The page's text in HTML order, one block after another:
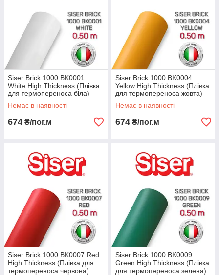
Siser Brick 1000 BK0001
White High Thickness (Плівка
для термопереноса біла)
Немає в наявності
674 ₴/пог.м
Siser Brick 1000 BK0004
Yellow High Thickness (Плівка
для термопереноса жовта)
Немає в наявності
674 ₴/пог.м
Siser Brick 1000 BK0007 Red
High Thickness (Плівка для
термопереноса червона)
Siser Brick 1000 BK0009
Green High Thickness (Плівка
для термопереноса зелена)